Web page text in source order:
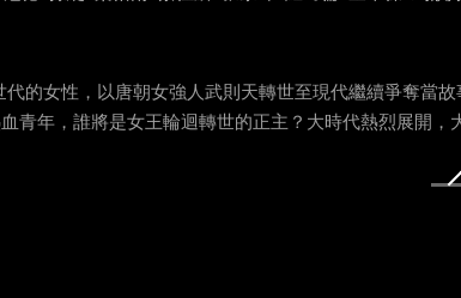
的女性，以唐朝女強人武則天轉世至現代繼續爭奪當
青年，誰將是女王輪迴轉世的正主？大時代熱烈展開，